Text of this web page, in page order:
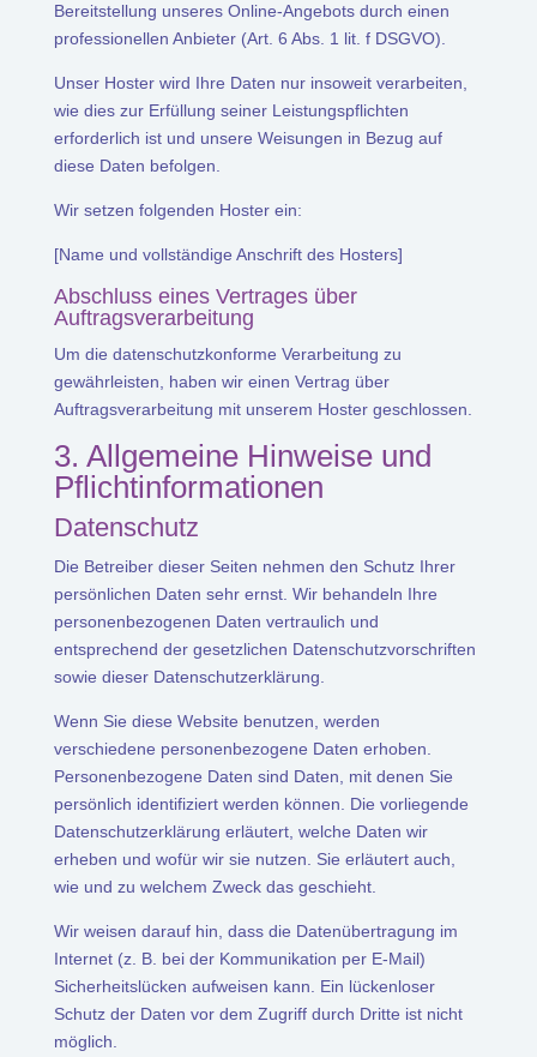
Bereitstellung unseres Online-Angebots durch einen
professionellen Anbieter (Art. 6 Abs. 1 lit. f DSGVO).
Unser Hoster wird Ihre Daten nur insoweit verarbeiten,
wie dies zur Erfüllung seiner Leistungspflichten
erforderlich ist und unsere Weisungen in Bezug auf
diese Daten befolgen.
Wir setzen folgenden Hoster ein:
[Name und vollständige Anschrift des Hosters]
Abschluss eines Vertrages über
Auftragsverarbeitung
Um die datenschutzkonforme Verarbeitung zu
gewährleisten, haben wir einen Vertrag über
Auftragsverarbeitung mit unserem Hoster geschlossen.
3. Allgemeine Hinweise und
Pflicht­informationen
Datenschutz
Die Betreiber dieser Seiten nehmen den Schutz Ihrer
persönlichen Daten sehr ernst. Wir behandeln Ihre
personenbezogenen Daten vertraulich und
entsprechend der gesetzlichen Datenschutzvorschriften
sowie dieser Datenschutzerklärung.
Wenn Sie diese Website benutzen, werden
verschiedene personenbezogene Daten erhoben.
Personenbezogene Daten sind Daten, mit denen Sie
persönlich identifiziert werden können. Die vorliegende
Datenschutzerklärung erläutert, welche Daten wir
erheben und wofür wir sie nutzen. Sie erläutert auch,
wie und zu welchem Zweck das geschieht.
Wir weisen darauf hin, dass die Datenübertragung im
Internet (z. B. bei der Kommunikation per E-Mail)
Sicherheitslücken aufweisen kann. Ein lückenloser
Schutz der Daten vor dem Zugriff durch Dritte ist nicht
möglich.